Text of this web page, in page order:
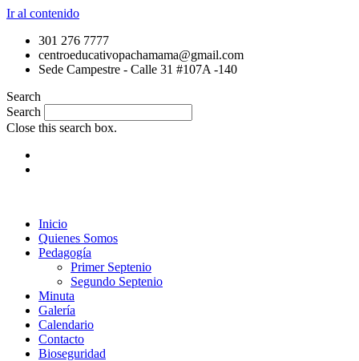
Ir al contenido
301 276 7777
centroeducativopachamama@gmail.com
Sede Campestre - Calle 31 #107A -140
Search
Search
Close this search box.
Inicio
Quienes Somos
Pedagogía
Primer Septenio
Segundo Septenio
Minuta
Galería
Calendario
Contacto
Bioseguridad